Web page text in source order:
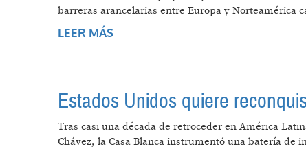
barreras arancelarias entre Europa y Norteamérica
LEER MÁS
Estados Unidos quiere
Tras casi una década de retroceder en América
Chávez, la Casa Blanca instrumentó una batería